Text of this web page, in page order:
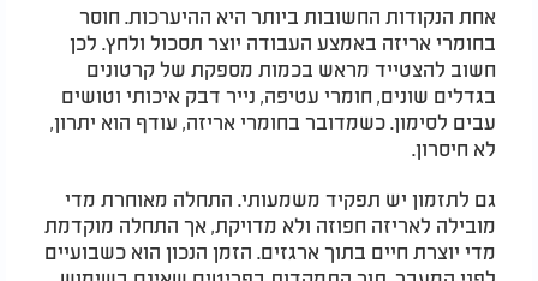
אחת הנקודות החשובות ביותר היא ההיערכות. חוסר
בחומרי אריזה באמצע העבודה יוצר תסכול ולחץ. לכן
חשוב להצטייד מראש בכמות מספקת של קרטונים
בגדלים שונים, חומרי עטיפה, נייר דבק איכותי וטושים
עבים לסימון. כשמדובר בחומרי אריזה, עודף הוא יתרון,
לא חיסרון.
גם לתזמון יש תפקיד משמעותי. התחלה מאוחרת מדי
מובילה לאריזה חפוזה ולא מדויקת, אך התחלה מוקדמת
מדי יוצרת חיים בתוך ארגזים. הזמן הנכון הוא כשבועיים